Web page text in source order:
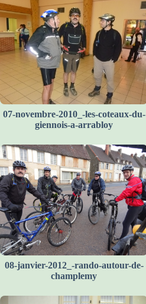
07-novembre-2010_-les-coteaux-du-
giennois-a-arrabloy
08-janvier-2012_-rando-autour-de-
champlemy